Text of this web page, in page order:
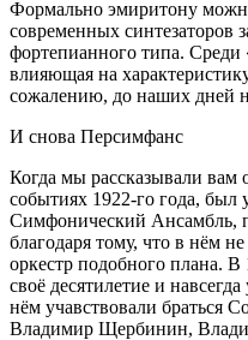
Формально эмиритону
современных синтезаторов
фортепианного типа. Среди
влияющая на
сожалению, до наших дней
И снова Персимфанс
Когда мы рассказывали
событиях 1922-го года,
Симфонический Ансамбль,
благодаря тому, что в нём
оркестр подобного плана.
своё десятилетие и
нём учавствовали браться
Владимир Щербинин,